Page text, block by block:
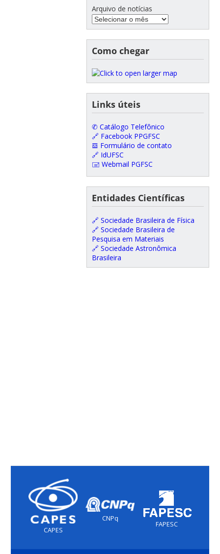
Arquivo de notícias
Como chegar
Links úteis
✆ Catálogo Telefônico
🔗 Facebook PPGFSC
𝌕 Formulário de contato
🔗 IdUFSC
🖃 Webmail PGFSC
Entidades Científicas
🔗 Sociedade Brasileira de Física
🔗 Sociedade Brasileira de
Pesquisa em Materiais
🔗 Sociedade Astronômica
Brasileira
CAPES
CNPq
FAPESC